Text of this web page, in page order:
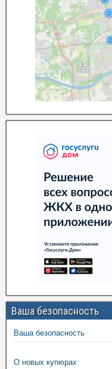
Ваша безопасность
Ваша безопасность
О новых купюрах